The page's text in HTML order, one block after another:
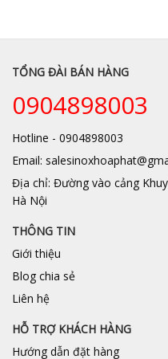
TỔNG ĐÀI BÁN HÀNG
0904898003
Hotline - 0904898003
Email:
Địa chỉ: Đường vào cảng
Hà Nội
THÔNG TIN
Giới thiệu
Blog chia sẻ
Liên hệ
HỖ TRỢ KHÁCH HÀNG
Hướng dẫn đặt hàng